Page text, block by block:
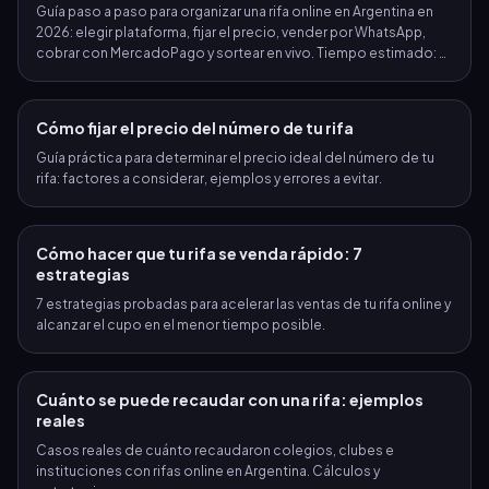
309 310 311 312 313 314 315
316 317 318 319 320 321 322
323 324 325 326 327 328 329
330 331 332 333 334 335 336
337 338 339 340 341 342
344 345 346 347 348 349 350
351 352 353 354 355 356 357
358
365 366 367 368 369 370
Guía paso a paso para organizar una rifa online en Argentina en
2026: elegir plataforma, fijar el precio, vender por WhatsApp,
cobrar con MercadoPago y sortear en vivo. Tiempo estimado: 2
Cómo fijar el precio del número de tu rifa
Guía práctica para determinar el precio ideal del número de tu
rifa: factores a considerar, ejemplos y errores a evitar.
Cómo hacer que tu rifa se venda rápido: 7
estrategias
7 estrategias probadas para acelerar las ventas de tu rifa online y
alcanzar el cupo en el menor tiempo posible.
Cuánto se puede recaudar con una rifa: ejemplos
reales
Casos reales de cuánto recaudaron colegios, clubes e
instituciones con rifas online en Argentina. Cálculos y